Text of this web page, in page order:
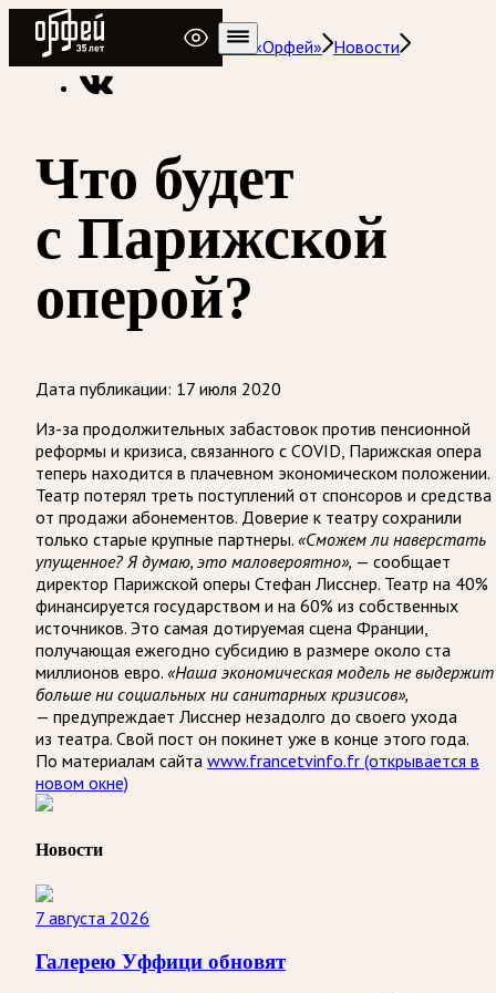
Радио Орфей
Радио классической музыки «Орфей» Новости
Что будет
с Парижской
оперой?
Дата публикации: 17 июля 2020
Из-за продолжительных забастовок против пенсионной
реформы и кризиса, связанного с COVID, Парижская опера
теперь находится в плачевном экономическом положении.
Театр потерял треть поступлений от спонсоров и средства
от продажи абонементов. Доверие к театру сохранили
только старые крупные партнеры. «Сможем ли наверстать
упущенное? Я думаю, это маловероятно», — сообщает
директор Парижской оперы Стефан Лисснер. Театр на 40%
финансируется государством и на 60% из собственных
источников. Это самая дотируемая сцена Франции,
получающая ежегодно субсидию в размере около ста
миллионов евро. «Наша экономическая модель не выдержит
больше ни социальных ни санитарных кризисов»,
— предупреждает Лисснер незадолго до своего ухода
из театра. Свой пост он покинет уже в конце этого года.
По материалам сайта www.francetvinfo.fr (открывается в
новом окне)
Новости
7 августа 2026
Галерею Уффици обновят